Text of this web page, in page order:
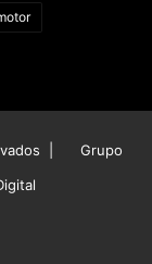
|
Grupo